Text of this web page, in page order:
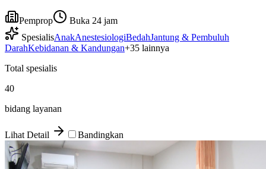
Pemprop
Buka 24 jam
SpesialisAnakAnestesiologiBedahJantung & Pembuluh
DarahKebidanan & Kandungan+35 lainnya
Total spesialis
40
bidang layanan
Lihat Detail Bandingkan